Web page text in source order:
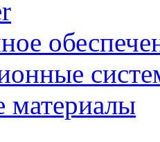
материалы